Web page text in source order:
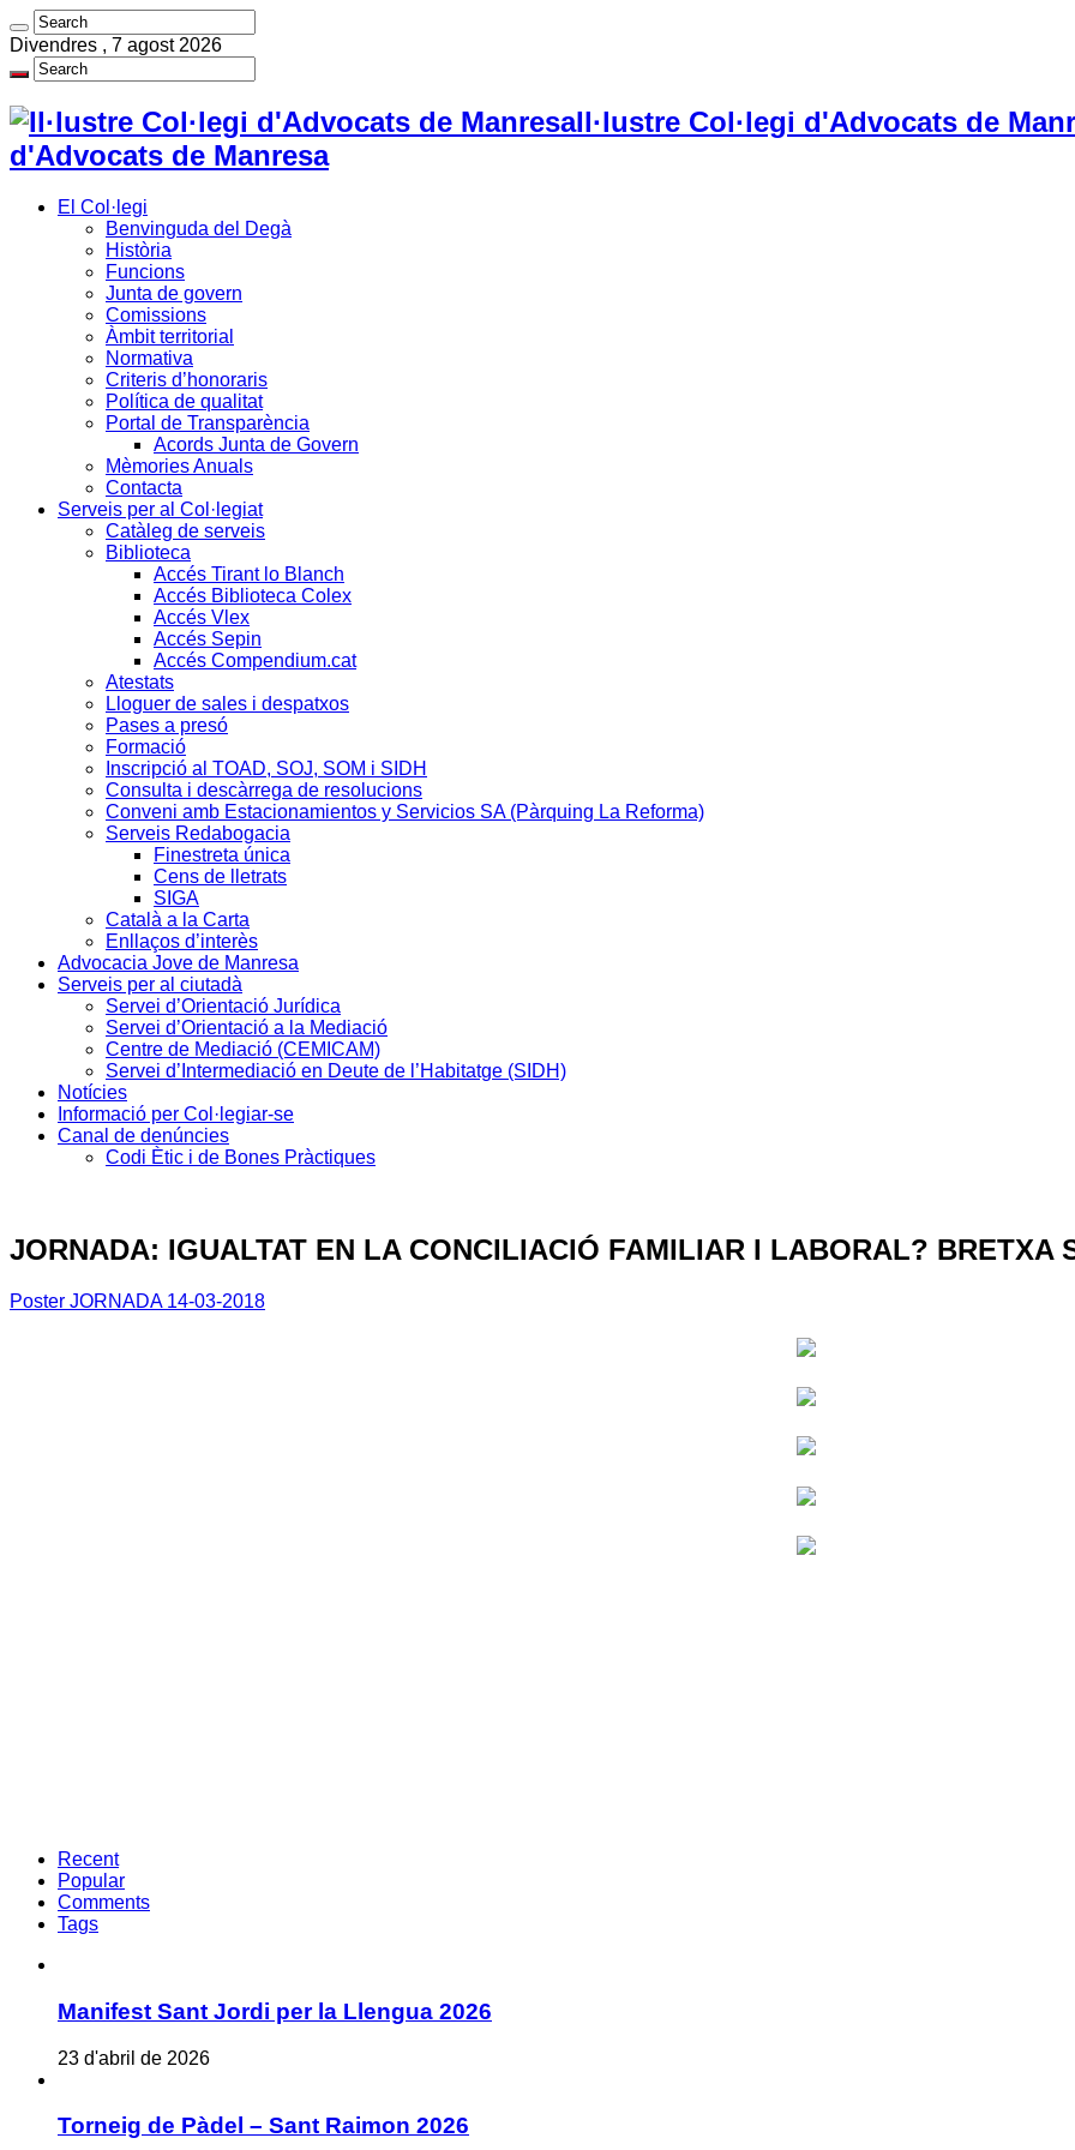
Divendres , 7 agost 2026
Il·lustre Col·legi d'Advocats de
d'Advocats de Manresa
El Col·legi
Benvinguda del Degà
Història
Funcions
Junta de govern
Comissions
Àmbit territorial
Normativa
Criteris d’honoraris
Política de qualitat
Portal de Transparència
Acords Junta de Govern
Mèmories Anuals
Contacta
Serveis per al Col·legiat
Catàleg de serveis
Biblioteca
Accés Tirant lo Blanch
Accés Biblioteca Colex
Accés Vlex
Accés Sepin
Accés Compendium.cat
Atestats
Lloguer de sales i despatxos
Pases a presó
Formació
Inscripció al TOAD, SOJ, SOM i SIDH
Consulta i descàrrega de resolucions
Conveni amb Estacionamientos y Servicios SA (Pàrquing La Reforma)
Serveis Redabogacia
Finestreta única
Cens de lletrats
SIGA
Català a la Carta
Enllaços d’interès
Advocacia Jove de Manresa
Serveis per al ciutadà
Servei d’Orientació Jurídica
Servei d’Orientació a la Mediació
Centre de Mediació (CEMICAM)
Servei d’Intermediació en Deute de l’Habitatge (SIDH)
Notícies
Informació per Col·legiar-se
Canal de denúncies
Codi Ètic i de Bones Pràctiques
JORNADA: IGUALTAT EN LA CONCILIACIÓ FAMILIAR I LABORAL? BRETXA
Poster JORNADA 14-03-2018
Recent
Popular
Comments
Tags
Manifest Sant Jordi per la Llengua 2026
23 d'abril de 2026
Torneig de Pàdel – Sant Raimon 2026